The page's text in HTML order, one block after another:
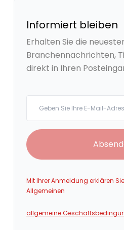
Informiert bleiben
Erhalten Sie die
Branchennachrichten,
direkt in Ihren
Mit Ihrer Anmeldung erklären
Allgemeinen
allgemeine